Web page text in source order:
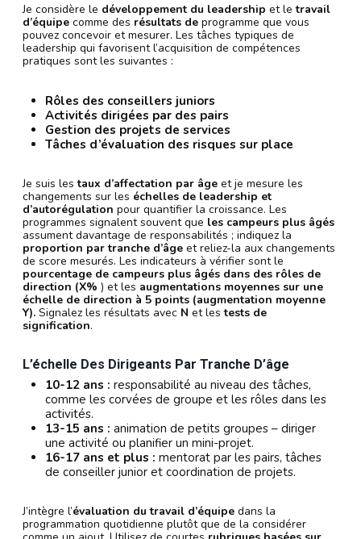
Je considère le développement du leadership et letravail
d’équipe comme des résultats de programme que vous
pouvez concevoir et mesurer. Les tâches typiques de
leadership qui favorisent l’acquisition de compétences
pratiques sont les suivantes :
Rôles des conseillers juniors
Activités dirigées par des pairs
Gestion des projets de services
Tâches d’évaluation des risques sur place
Je suis lestaux d’affectation par âge et je mesure les
changements sur les échelles de leadership et
d’autorégulation pour quantifier la croissance. Les
programmes signalent souvent que les campeurs plus âgés
assument davantage de responsabilités ; indiquez la
proportion par tranche d’âge et reliez-la aux changements
de score mesurés. Les indicateurs à vérifier sont le
pourcentage de campeurs plus âgés dans des rôles de
direction (X% ) et les augmentations moyennes sur une
échelle de direction à 5 points (augmentation moyenne
Y). Signalez les résultats avec N et lestests de
signification.
L’échelle Des Dirigeants Par Tranche D’âge
10-12 ans : responsabilité au niveau des tâches,
comme les corvées de groupe et les rôles dans les
activités.
13-15 ans : animation de petits groupes – diriger
une activité ou planifier un mini-projet.
16-17 ans et plus : mentorat par les pairs, tâches
de conseiller junior et coordination de projets.
J’intègre l’évaluation du travail d’équipe dans la
programmation quotidienne plutôt que de la considérer